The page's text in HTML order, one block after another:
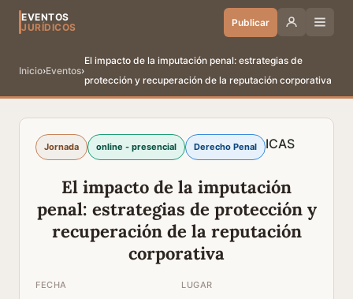
EVENTOS
JURÍDICOS
Publicar
Inicio›Eventos›
El impacto de la imputación penal: estrategias de
protección y recuperación de la reputación corporativa
Jornada online - presencial Derecho Penal ICAS
El impacto de la imputación
penal: estrategias de protección y
recuperación de la reputación
corporativa
FECHA LUGAR